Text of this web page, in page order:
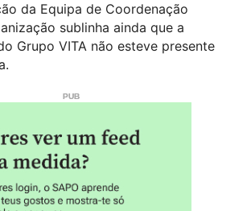
da Equipa de Coordenação
sublinha ainda que a
Grupo VITA não esteve presente